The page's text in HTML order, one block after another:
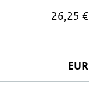
26,25 €
EUR